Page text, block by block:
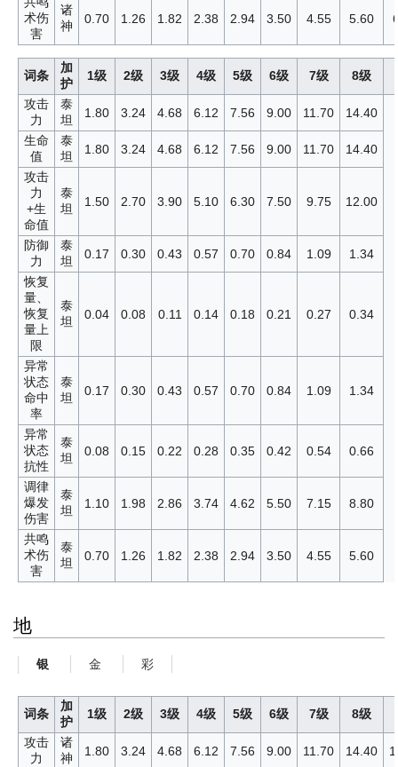
术伤
害
诸
神
0.70 1.26 1.82 2.38 2.94 3.50 4.55 5.60
词条
加
护
1级 2级 3级 4级 5级 6级 7级
8级
攻击
力
泰
坦
1.80 3.24 4.68 6.12 7.56 9.00 11.70
14.40
生命
值
泰
坦
1.80 3.24 4.68 6.12 7.56 9.00 11.70
14.40
攻击
力
+生
命值
泰
坦
1.50 2.70 3.90 5.10 6.30 7.50 9.75 12.00
防御
力
泰
坦
0.17 0.30 0.43 0.57 0.70 0.84 1.09
1.34
恢复
量、
恢复
量上
限
泰
坦
0.04 0.08 0.11 0.14 0.18 0.21 0.27 0.34
异常
状态
命中
率
泰
坦
0.17 0.30 0.43 0.57 0.70 0.84 1.09 1.34
异常
状态
抗性
泰
坦
0.08 0.15 0.22 0.28 0.35 0.42 0.54 0.66
调律
爆发
伤害
泰
坦
1.10 1.98 2.86 3.74 4.62 5.50 7.15 8.80
共鸣
术伤
害
泰
坦
0.70 1.26 1.82 2.38 2.94 3.50 4.55 5.60
地
银 金 彩
词条
加
护
1级 2级 3级 4级 5级 6级 7级 8级
攻击
力
诸
神
1.80 3.24 4.68 6.12 7.56 9.00 11.70 14.40